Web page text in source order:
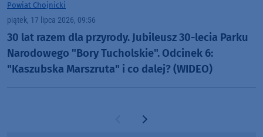
Powiat Chojnicki
piątek, 17 lipca 2026, 09:56
30 lat razem dla przyrody. Jubileusz 30-lecia Parku
Narodowego "Bory Tucholskie". Odcinek 6:
"Kaszubska Marszruta" i co dalej? (WIDEO)
Poprzednia strona
Następna strona